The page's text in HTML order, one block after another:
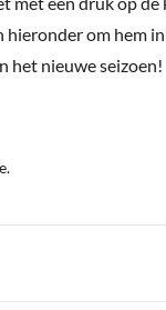
om hem in
het nieuwe seizoen!